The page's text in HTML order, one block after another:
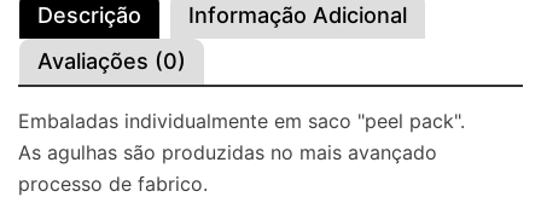
Descrição
Informação Adicional
Avaliações (0)
Embaladas individualmente em saco "peel pack".
As agulhas são produzidas no mais avançado
processo de fabrico.